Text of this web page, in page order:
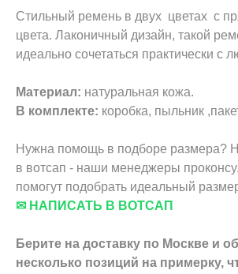
Стильный ремень в двух цветах с
цвета. Лаконичный дизайн, такой
идеально сочетаться практически с
Материал: натуральная кожа.
В комплекте: коробка, пыльник
Нужна помощь в подборе размера?
в вотсап - наши менеджеры
помогут подобрать идеальный
✉ НАПИСАТЬ В ВОТСАП
Берите на доставку по Москве и
несколько позиций на примерку,